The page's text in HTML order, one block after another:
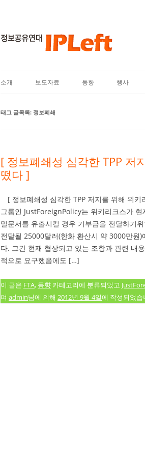
소개 보도자료 동향 행사
태그 글목록: 정보폐쇄
[ 정보폐쇄성 심각한 TPP 저
떴다 ]
[ 정보폐쇄성 심각한 TPP 저지를 위해 위
그룹인 JustForeignPolicy는 위키리크스가
밀문서를 유출시킬 경우 기부금을 전달하기
전달될 25000달러(한화 환산시 약 3000만원
다. 그간 현재 협상되고 있는 조항과 관련 내
적으로 요구했음에도 […]
이 글은 FTA, 동향 카테고리에 분류되었고
며 admin님에 의해 2012년 9월 4일에 작성되었습